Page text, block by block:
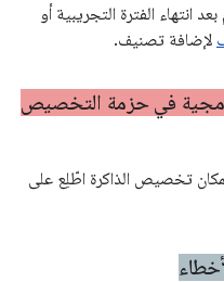
انتهاء الفترة التجريبية أو
لإضافة تصنيف.
في حزمة التخصيص
تخصيص الذاكرة اطّلِع على